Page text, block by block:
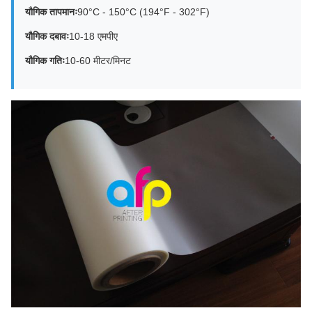
यौगिक तापमानः90°C - 150°C (194°F - 302°F)
यौगिक दबावः10-18 एमपीए
यौगिक गतिः10-60 मीटर/मिनट